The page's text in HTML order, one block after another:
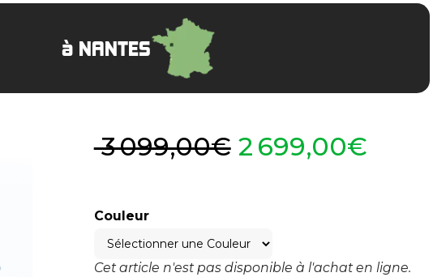
à NANTES
3 099,00€2 699,00€
Couleur
Cet article n'est pas disponible à l'achat en ligne.